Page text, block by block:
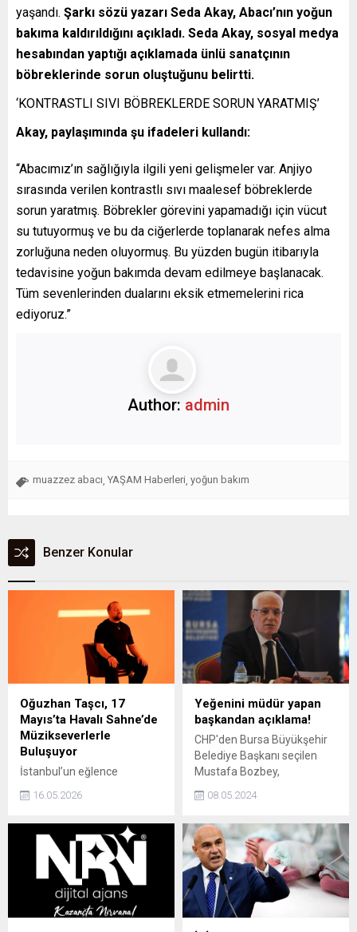
yaşandı. Şarkı sözü yazarı Seda Akay, Abacı’nın yoğun
bakıma kaldırıldığını açıkladı. Seda Akay, sosyal medya
hesabından yaptığı açıklamada ünlü sanatçının
böbreklerinde sorun oluştuğunu belirtti.
‘KONTRASTLI SIVI BÖBREKLERDE SORUN YARATMIŞ’
Akay, paylaşımında şu ifadeleri kullandı:
“Abacımız’ın sağlığıyla ilgili yeni gelişmeler var. Anjiyo
sırasında verilen kontrastlı sıvı maalesef böbreklerde
sorun yaratmış. Böbrekler görevini yapamadığı için vücut
su tutuyormuş ve bu da ciğerlerde toplanarak nefes alma
zorluğuna neden oluyormuş. Bu yüzden bugün itibarıyla
tedavisine yoğun bakımda devam edilmeye başlanacak.
Tüm sevenlerinden dualarını eksik etmemelerini rica
ediyoruz.”
Author: admin
muazzez abacı YAŞAM Haberleri yoğun bakım
Benzer Konular
Oğuzhan Taşcı, 17
Mayıs’ta Havalı Sahne’de
Müzikseverlerle
Buluşuyor
İstanbul’un eğlence
mekanlarından Havalı
akşamı unutulmaz bir müzik
organizasyonuna ev
sahipliği yapmaya
hazırlanıyor. Güçlü sahne
performansı ve kendine
özgü yorumuyla dikkat
16.05.2026
Yeğenini müdür yapan
başkandan açıklama!
CHP'den Bursa Büyükşehir
Belediye Başkanı seçilen
Mustafa Bozbey,
atamaları iddialarına ilişkin,
anlıyoruz. Zaten süreci
tamamlanmamış bir
konuydu. Tamamlanmadan
bitti." dedi.
08.05.2024